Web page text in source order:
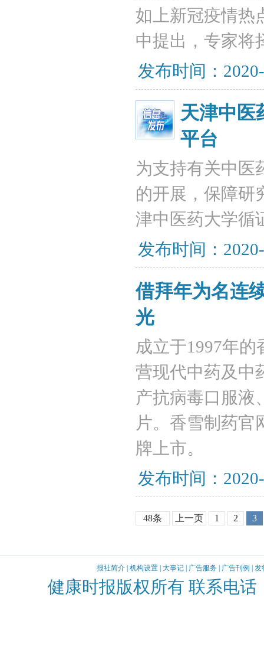
如上新冠疫情热
中提出，专家将
发布时间：
天津中医
平台
为支持有关中医
的开展，保障研
津中医药大学循
发布时间：
借拜年为名连
光
成立于1997年
营现代中药及中
产抗病毒口服液
片。香雪制药官
牌上市。
发布时间：
48条 上一页 1 2 3
报社简介 机构设置 大事记 广告服务 广告刊例 发
健康时报版权所有 联系电话